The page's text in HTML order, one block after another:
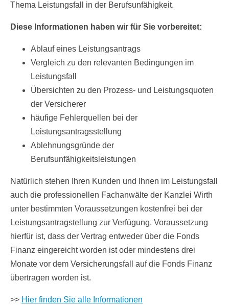
Thema Leistungsfall in der Berufsunfähigkeit.
Diese Informationen haben wir für Sie vorbereitet:
Ablauf eines Leistungsantrags
Vergleich zu den relevanten Bedingungen im
Leistungsfall
Übersichten zu den Prozess- und Leistungsquoten
der Versicherer
häufige Fehlerquellen bei der
Leistungsantragsstellung
Ablehnungsgründe der
Berufsunfähigkeitsleistungen
Natürlich stehen Ihren Kunden und Ihnen im Leistungsfall
auch die professionellen Fachanwälte der Kanzlei Wirth
unter bestimmten Voraussetzungen kostenfrei bei der
Leistungsantragstellung zur Verfügung. Voraussetzung
hierfür ist, dass der Vertrag entweder über die Fonds
Finanz eingereicht worden ist oder mindestens drei
Monate vor dem Versicherungsfall auf die Fonds Finanz
übertragen worden ist.
>> Hier finden Sie alle Informationen